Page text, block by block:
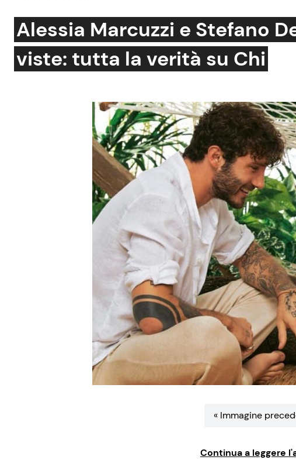
Soap Opera
Casa
Moda e Style
Mondo Mamma
News benessere
Salute
Viaggi e Turismo
Festività
Alessia Marcuzzi e Stefano
viste: tutta la verità su Chi
« Immagine
Continua a leggere